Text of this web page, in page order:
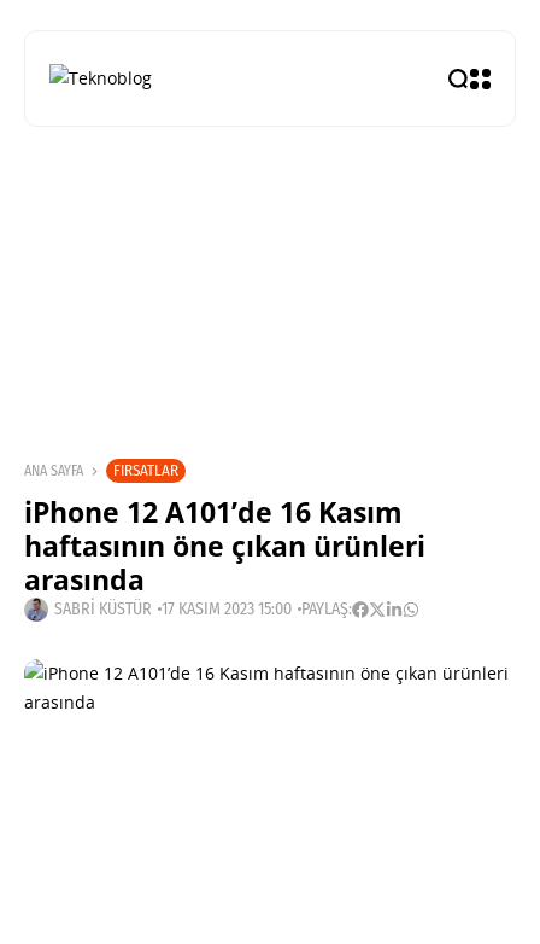
ANA SAYFA FIRSATLAR
iPhone 12 A101’de 16 Kasım
haftasının öne çıkan ürünleri
arasında
SABRI KÜSTÜR 17 KASIM 2023 15:00 PAYLAŞ: